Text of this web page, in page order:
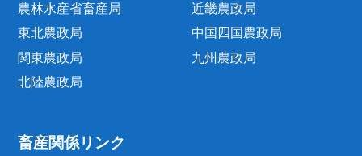
農林水産省畜産局
東北農政局
関東農政局
北陸農政局
近畿農政局
中国四国農政局
九州農政局
畜産関係リンク